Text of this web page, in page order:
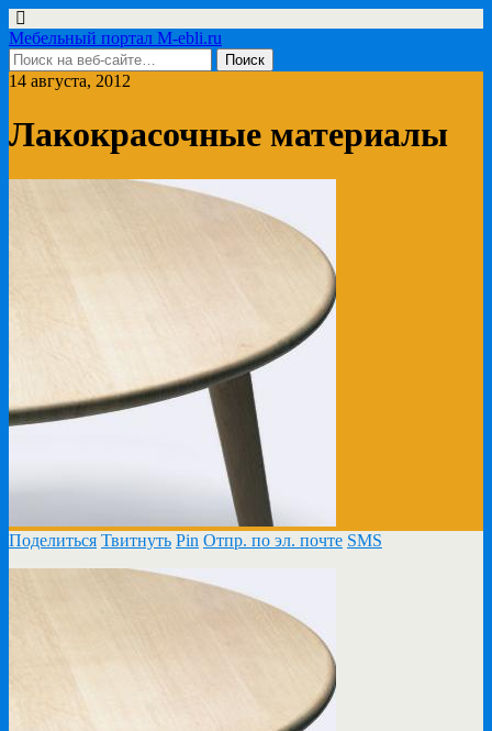
Мебельный портал M-ebli.ru
14 августа, 2012
Лакокрасочные материалы
Поделиться Твитнуть Pin Отпр. по эл. почте SMS